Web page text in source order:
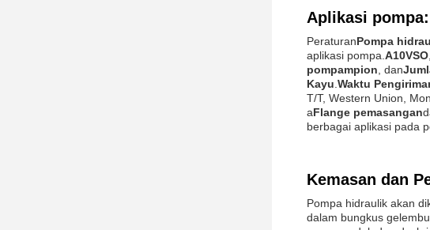
Aplikasi pompa:
PeraturanPompa
aplikasi pompa. A10VSO
pompampion , dan
Kayu Waktu
T/T, Western Union,
aFlange pemasangan
berbagai aplikasi pada
Kemasan dan
Pompa hidraulik akan
dalam bungkus